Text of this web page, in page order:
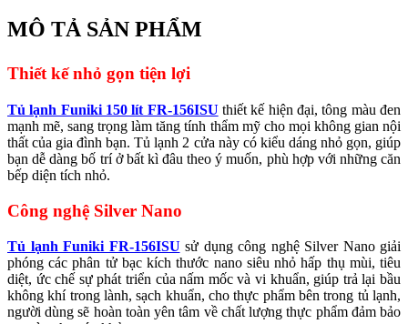
MÔ TẢ SẢN PHẨM
Thiết kế nhỏ gọn tiện lợi
Tủ lạnh Funiki 150 lít FR-156ISU thiết kế hiện đại, tông màu đen
mạnh mẽ, sang trọng làm tăng tính thẩm mỹ cho mọi không gian nội
thất của gia đình bạn. Tủ lạnh 2 cửa này có kiểu dáng nhỏ gọn, giúp
bạn dễ dàng bố trí ở bất kì đâu theo ý muốn, phù hợp với những căn
bếp diện tích nhỏ.
Công nghệ Silver Nano
Tủ lạnh Funiki FR-156ISU sử dụng công nghệ Silver Nano giải
phóng các phân tử bạc kích thước nano siêu nhỏ hấp thụ mùi, tiêu
diệt, ức chế sự phát triển của nấm mốc và vi khuẩn, giúp trả lại bầu
không khí trong lành, sạch khuẩn, cho thực phẩm bên trong tủ lạnh,
người dùng sẽ hoàn toàn yên tâm về chất lượng thực phẩm đảm bảo